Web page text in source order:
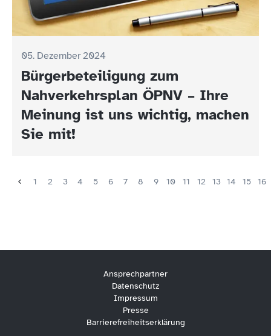
05. Dezember 2024
Bürgerbeteiligung zum
Nahverkehrsplan ÖPNV – Ihre
Meinung ist uns wichtig, machen
Sie mit!
1 2 3 4 5 6 7 8 9 10 11 12 13 14 15 16
Ansprechpartner
Datenschutz
Impressum
Presse
Barrierefreiheitserklärung